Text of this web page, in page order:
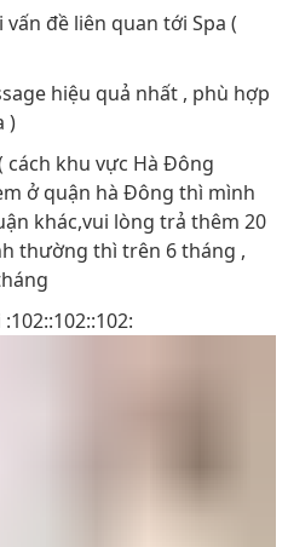
đề liên quan tới Spa (
hiệu quả nhất , phù hợp
)
khu vực Hà Đông
ở quận hà Đông thì mình
khác,vui lòng trả thêm 20
thường thì trên 6 tháng ,